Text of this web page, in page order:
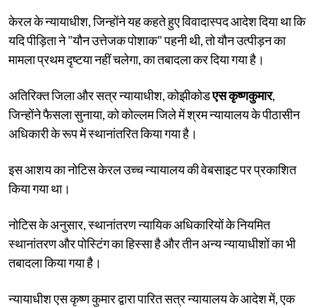
केरल के न्यायाधीश, जिन्होंने यह कहते हुए विवादास्पद आदेश दिया था कि
यदि पीड़िता ने "यौन उत्तेजक पोशाक" पहनी थी, तो यौन उत्पीड़न का
मामला प्रथम दृष्टया नहीं चलेगा, का तबादला कर दिया गया है।
अतिरिक्त जिला और सत्र न्यायाधीश, कोझीकोडएस कृष्णकुमार,
जिन्होंने फैसला सुनाया, को कोल्लम जिले में श्रम न्यायालय के पीठासीन
अधिकारी के रूप में स्थानांतरित किया गया है।
इस आशय का नोटिस केरल उच्च न्यायालय की वेबसाइट पर प्रकाशित
किया गया था।
नोटिस के अनुसार, स्थानांतरण न्यायिक अधिकारियों के नियमित
स्थानांतरण और पोस्टिंग का हिस्सा है और तीन अन्य न्यायाधीशों का भी
तबादला किया गया है।
न्यायाधीश एस कृष्ण कुमार द्वारा पारित सत्र न्यायालय के आदेश में, एक